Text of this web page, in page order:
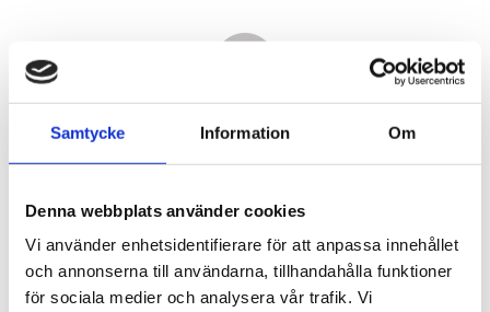
Samtycke Information Om
Denna webbplats använder cookies
Vi använder enhetsidentifierare för att anpassa innehållet
och annonserna till användarna, tillhandahålla funktioner
för sociala medier och analysera vår trafik. Vi